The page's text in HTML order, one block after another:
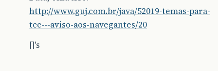
http://www.guj.com.br/java/52019-temas-para-
tcc---aviso-aos-navegantes/20
[]'s